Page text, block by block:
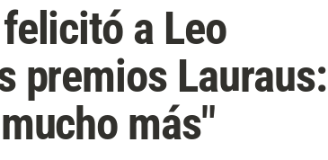
a Leo
premios Lauraus:
más"